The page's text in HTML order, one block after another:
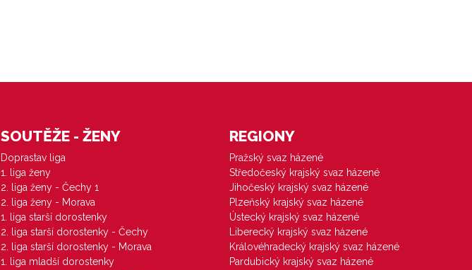
SOUTĚŽE - ŽENY
Doprastav liga
1. liga ženy
2. liga ženy - Čechy 1
2. liga ženy - Morava
1. liga starší dorostenky
2. liga starší dorostenky - Čechy
2. liga starší dorostenky - Morava
1. liga mladší dorostenky
REGIONY
Pražský svaz házené
Středočeský krajský svaz házené
Jihočeský krajský svaz házené
Plzeňský krajský svaz házené
Ústecký krajský svaz házené
Liberecký krajský svaz házené
Královéhradecký krajský svaz házené
Pardubický krajský svaz házené